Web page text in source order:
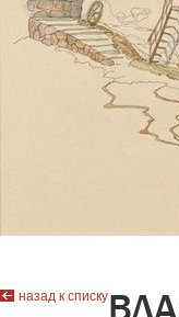
назад к списку